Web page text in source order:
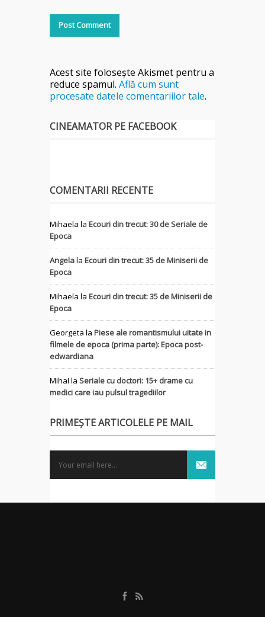
Acest site folosește Akismet pentru a
reduce spamul. Află cum sunt
procesate datele comentariilor tale.
CINEAMATOR PE FACEBOOK
COMENTARII RECENTE
Mihaela la Ecouri din trecut: 30 de Seriale de
Epoca
Angelala Ecouri din trecut: 35 de Miniserii de
Epoca
Mihaela la Ecouri din trecut: 35 de Miniserii de
Epoca
Georgeta la Piese ale romantismului uitate in
filmele de epoca (prima parte): Epoca post-
edwardiana
MihaI la Seriale cu doctori: 15+ drame cu
medici care iau pulsul tragediilor
PRIMEȘTE ARTICOLELE PE MAIL